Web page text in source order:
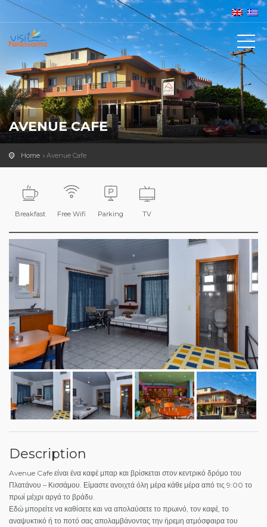
AVENUE CAFE
Home Avenue Cafe
Breakfast Free Wifi Parking TV
Description
Avenue Cafe είναι ένα καφέ μπαρ και βρίσκεται στον κεντρικό δρόμο του
Πλατάνου – Κισσάμου. Είμαστε ανοιχτά όλη μέρα κάθε μέρα από τις 9:00 το
πρωί μέχρι αργά το βράδυ.
Εδώ μπορείτε να καθίσετε και να απολαύσετε το πρωινό, τον καφέ, το
αναψυκτικό ή το ποτό σας απολαμβάνοντας την ήρεμη ατμόσφαιρα του